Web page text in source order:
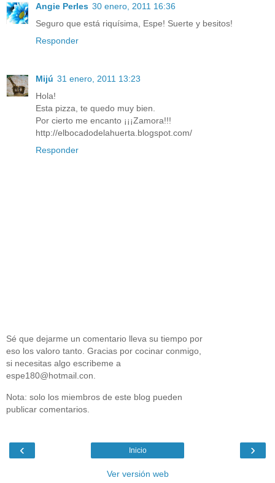
Angie Perles 30 enero, 2011 16:36
Seguro que está riquísima, Espe! Suerte y besitos!
Responder
Mijú 31 enero, 2011 13:23
Hola!
Esta pizza, te quedo muy bien.
Por cierto me encanto ¡¡¡Zamora!!!
http://elbocadodelahuerta.blogspot.com/
Responder
Sé que dejarme un comentario lleva su tiempo por
eso los valoro tanto. Gracias por cocinar conmigo,
si necesitas algo escribeme a
espe180@hotmail.con.
Nota: solo los miembros de este blog pueden
publicar comentarios.
‹ ›
Inicio
Ver versión web